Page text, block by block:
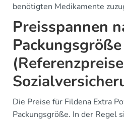
benötigten Medikamente
Preisspannen
Packungsgröße
Die Preise für Fildena Extra
Packungsgröße. In der Regel